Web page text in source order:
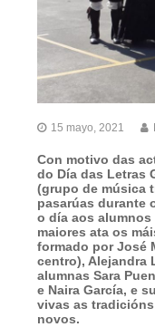
15 mayo, 2021
Con motivo das
do Día das Letras
(grupo de música
pasarúas durante
o día aos
maiores ata os
formado por José
centro), Alejandra
alumnas Sara
e Naira García, e
vivas as
novos.